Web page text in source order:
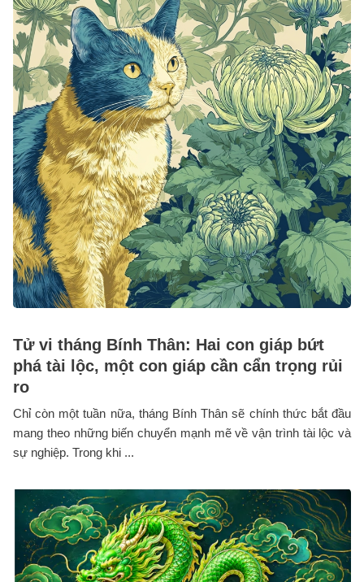
Tử vi tháng Bính Thân: Hai con giáp bứt
phá tài lộc, một con giáp cần cẩn trọng rủi
ro
Chỉ còn một tuần nữa, tháng Bính Thân sẽ chính thức bắt đầu
mang theo những biến chuyển mạnh mẽ về vận trình tài lộc và
sự nghiệp. Trong khi ...